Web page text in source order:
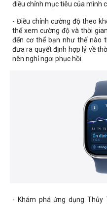
điều chỉnh mục tiêu của mình
- Điều chỉnh cường độ theo
thể xem cường độ và thời
đến cơ thể bạn như thế nào
đưa ra quyết định hợp lý về
nên nghỉ ngơi phục hồi.
- Khám phá ứng dụng Thủy